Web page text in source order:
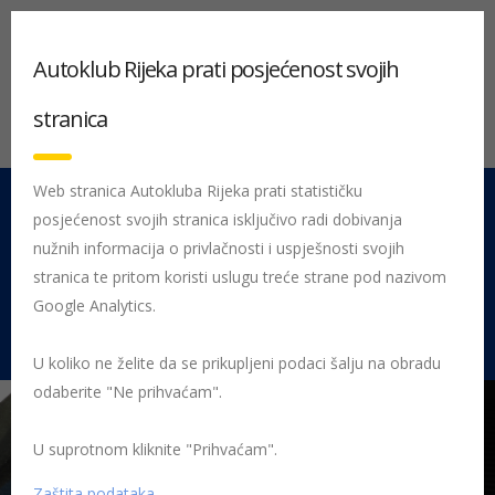
051 212 442 Centrala
Pon - Pet 08:00 - 16:00
Rujevica 9/1, 51000 Rijeka
Početna Posljednje objavljene novosti
Autoklub Rijeka prati posjećenost svojih
stranica
Web stranica Autokluba Rijeka prati statističku
posjećenost svojih stranica isključivo radi dobivanja
nužnih informacija o privlačnosti i uspješnosti svojih
stranica te pritom koristi uslugu treće strane pod nazivom
Google Analytics.
U koliko ne želite da se prikupljeni podaci šalju na obradu
odaberite "Ne prihvaćam".
U suprotnom kliknite "Prihvaćam".